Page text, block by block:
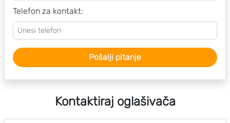
Telefon za kontakt:
Pošalji pitanje
Kontaktiraj oglašivača